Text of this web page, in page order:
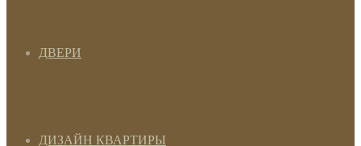
ДВЕРИ
ДИЗАЙН КВАРТИРЫ